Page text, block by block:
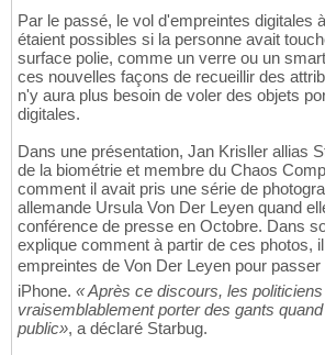
Par le passé, le vol d'empreintes digitales
étaient possibles si la personne avait
surface polie, comme un verre ou un
ces nouvelles façons de recueillir des
n'y aura plus besoin de voler des objets
digitales.
Dans une présentation, Jan Krisller allias
de la biométrie et membre du Chaos
comment il avait pris une série de
allemande Ursula Von Der Leyen quand
conférence de presse en Octobre. Dans
explique comment à partir de ces photos,
empreintes de Von Der Leyen pour passer
iPhone. « Après ce discours, les
vraisemblablement porter des gants
public», a déclaré Starbug.